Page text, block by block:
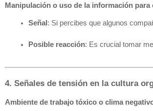
Manipulación o uso de la información para
Señal : Si percibes que algunos
Posible reacción: Es crucial tomar
4. Señales de tensión en la cultura
Ambiente de trabajo tóxico o clima